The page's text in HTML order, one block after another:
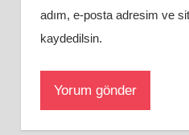
adım, e-posta adresim ve
kaydedilsin.